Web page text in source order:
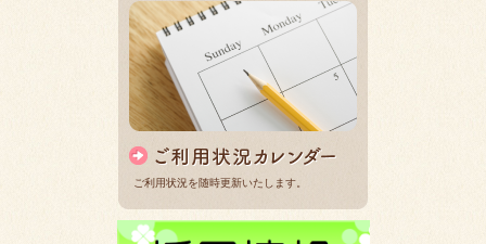
ご利用状況を随時更新いたします。